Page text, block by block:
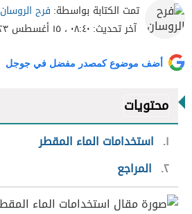
تمت الكتابة بواسطة: فرح الروسان
آخر تحديث: ٠٨:٤٠ ، ١٥ أغسطس ٢٠٢٣
أضف موضوع كمصدر مفضل في جوجل
محتويات
١
استخدامات الماء المقطر
٢ المراجع